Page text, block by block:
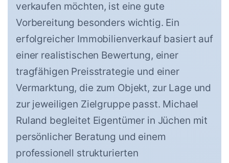
verkaufen möchten, ist eine gute
Vorbereitung besonders wichtig. Ein
erfolgreicher Immobilienverkauf basiert auf
einer realistischen Bewertung, einer
tragfähigen Preisstrategie und einer
Vermarktung, die zum Objekt, zur Lage und
zur jeweiligen Zielgruppe passt. Michael
Ruland begleitet Eigentümer in Jüchen mit
persönlicher Beratung und einem
professionell strukturierten